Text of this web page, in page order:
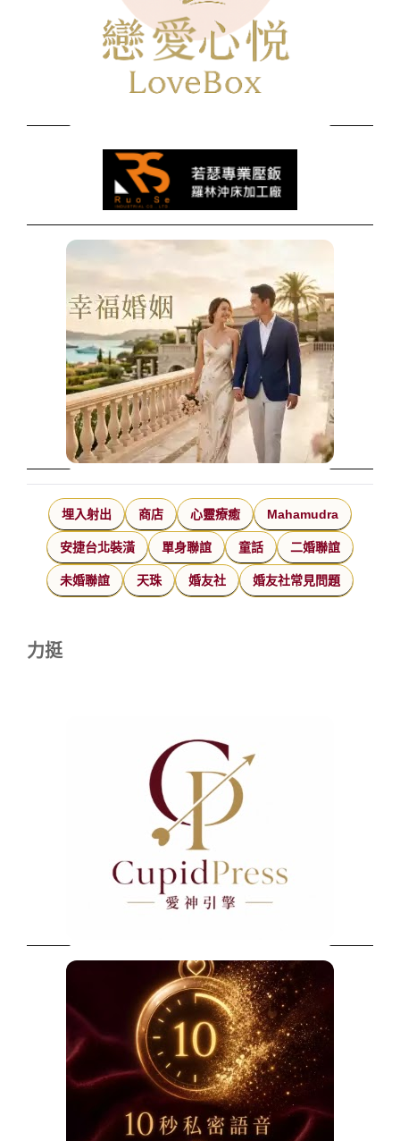
埋入射出 商店 心靈療癒 Mahamudra
安捷台北裝潢 單身聯誼 童話 二婚聯誼
未婚聯誼 天珠 婚友社 婚友社常見問題
力挺